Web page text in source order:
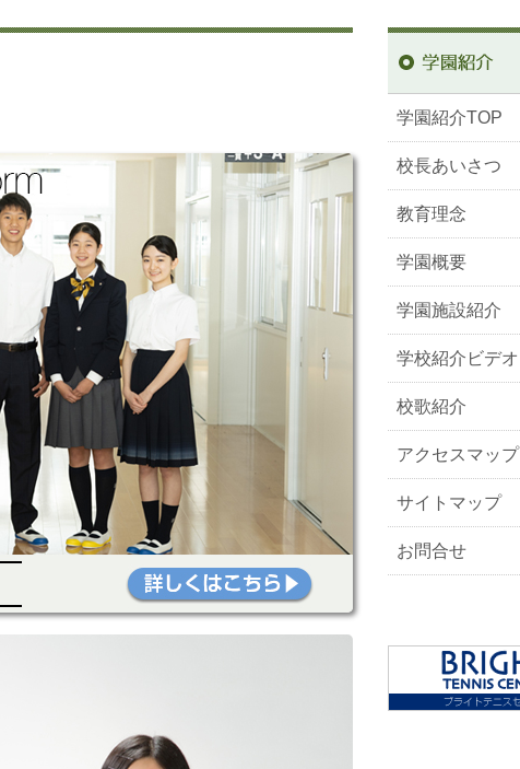
学園紹介TOP
校長あいさつ
教育理念
学園概要
学園施設紹介
学校紹介ビデオ
校歌紹介
アクセスマップ
サイトマップ
お問合せ